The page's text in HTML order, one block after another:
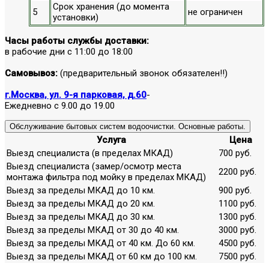
5
Срок хранения (до момента
установки)
не ограничен
Часы работы службы доставки:
в рабочие дни с 11:00 до 18:00
Самовывоз: (предварительный звонок обязателен!!)
г.Москва, ул. 9-я парковая, д.60-
Ежедневно с 9.00 до 19.00
Обслуживание бытовых систем водоочистки. Основные работы.
Услуга
Цена
Выезд специалиста (в пределах МКАД)
700 руб.
Выезд специалиста (замер/осмотр места
монтажа фильтра под мойку в пределах МКАД)
2200 руб.
Выезд за пределы МКАД до 10 км.
900 руб.
Выезд за пределы МКАД до 20 км.
1100 руб.
Выезд за пределы МКАД до 30 км.
1300 руб.
Выезд за пределы МКАД от 30 до 40 км.
3000 руб.
Выезд за пределы МКАД от 40 км. До 60 км.
4500 руб.
Выезд за пределы МКАД от 60 км до 100 км.
7500 руб.